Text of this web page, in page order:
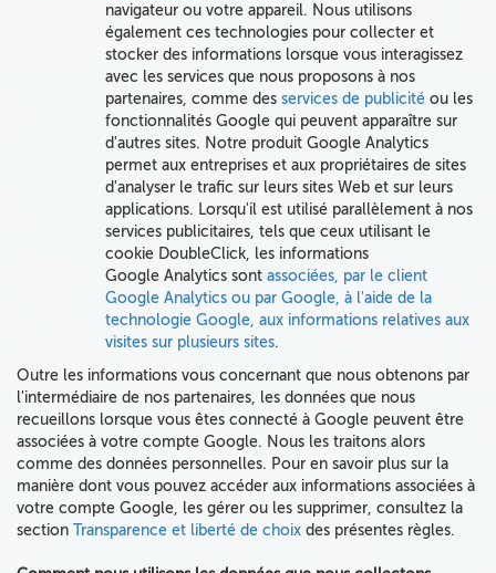
navigateur ou votre appareil. Nous utilisons
également ces technologies pour collecter et
stocker des informations lorsque vous interagissez
avec les services que nous proposons à nos
partenaires, comme des services de publicité ou les
fonctionnalités Google qui peuvent apparaître sur
d'autres sites. Notre produit Google Analytics
permet aux entreprises et aux propriétaires de sites
d'analyser le trafic sur leurs sites Web et sur leurs
applications. Lorsqu'il est utilisé parallèlement à nos
services publicitaires, tels que ceux utilisant le
cookie DoubleClick, les informations
Google Analytics sont associées, par le client
Google Analytics ou par Google, à l'aide de la
technologie Google, aux informations relatives aux
visites sur plusieurs sites.
Outre les informations vous concernant que nous obtenons par
l'intermédiaire de nos partenaires, les données que nous
recueillons lorsque vous êtes connecté à Google peuvent être
associées à votre compte Google. Nous les traitons alors
comme des données personnelles. Pour en savoir plus sur la
manière dont vous pouvez accéder aux informations associées à
votre compte Google, les gérer ou les supprimer, consultez la
section Transparence et liberté de choix des présentes règles.